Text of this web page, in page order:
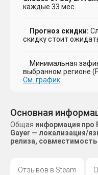
каждые 33 мес.
Прогноз скидки:
скидку стоит
Минимальная
выбранном регионе
См. график
Основная
Общая информация про
Gayer — локализация/
релиза, совместимость
Отзывов в Steam